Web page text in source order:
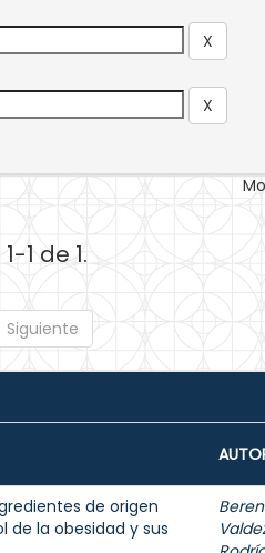
1 de 1.
Siguiente
de origen
de la obesidad y sus